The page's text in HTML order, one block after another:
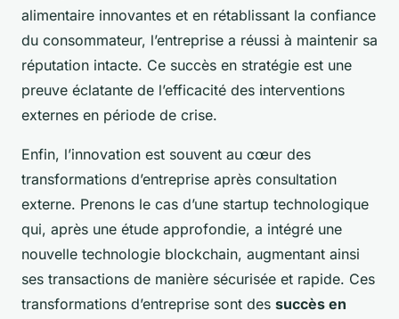
alimentaire innovantes et en rétablissant la confiance
du consommateur, l’entreprise a réussi à maintenir sa
réputation intacte. Ce succès en stratégie est une
preuve éclatante de l’efficacité des interventions
externes en période de crise.
Enfin, l’innovation est souvent au cœur des
transformations d’entreprise après consultation
externe. Prenons le cas d’une startup technologique
qui, après une étude approfondie, a intégré une
nouvelle technologie blockchain, augmentant ainsi
ses transactions de manière sécurisée et rapide. Ces
transformations d’entreprise sont des succès en